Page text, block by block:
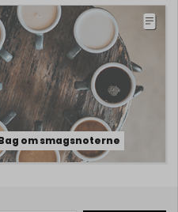
om smagsnoterne